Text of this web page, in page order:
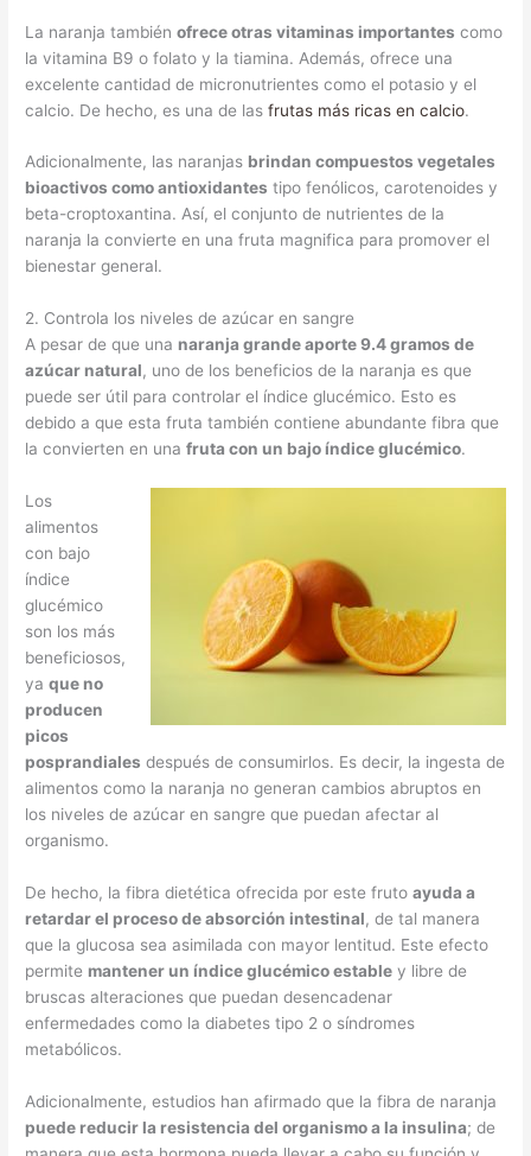
La naranja tambiénofrece otras vitaminas importantes como
la vitamina B9 o folato y la tiamina. Además, ofrece una
excelente cantidad de micronutrientes como el potasio y el
calcio. De hecho, es una de lasfrutas más ricas en calcio.
Adicionalmente, las naranjas brindan compuestos vegetales
bioactivos como antioxidantes tipo fenólicos, carotenoides y
beta-croptoxantina. Así, el conjunto de nutrientes de la
naranja la convierte en una fruta magnifica para promover el
bienestar general.
2. Controla los niveles de azúcar en sangre
A pesar de que una naranja grande aporte 9.4 gramos de
azúcar natural, uno de los beneficios de la naranja es que
puede ser útil para controlar el índice glucémico. Esto es
debido a que esta fruta también contiene abundante fibra que
la convierten en unafruta con un bajo índice glucémico.
Los
alimentos
con bajo
índice
glucémico
son los más
beneficiosos,
yaque no
producen
picos
posprandiales después de consumirlos. Es decir, la ingesta de
alimentos como la naranja no generan cambios abruptos en
los niveles de azúcar en sangre que puedan afectar al
organismo.
De hecho, la fibra dietética ofrecida por este frutoayuda a
retardar el proceso de absorción intestinal, de tal manera
que la glucosa sea asimilada con mayor lentitud. Este efecto
permite mantener un índice glucémico estable y libre de
bruscas alteraciones que puedan desencadenar
enfermedades como la diabetes tipo 2 o síndromes
metabólicos.
Adicionalmente, estudios han afirmado que la fibra de naranja
puede reducir la resistencia del organismo a la insulina; de